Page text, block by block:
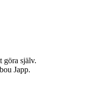
göra själv.
Japp.